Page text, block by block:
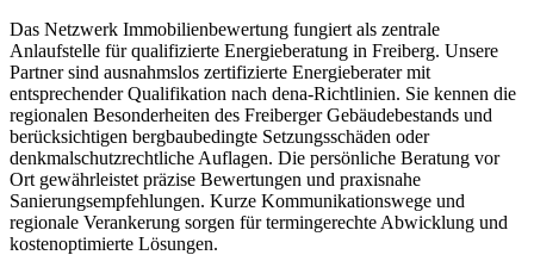
Das Netzwerk Immobilienbewertung fungiert als zentrale
Anlaufstelle für qualifizierte Energieberatung in Freiberg. Unsere
Partner sind ausnahmslos zertifizierte Energieberater mit
entsprechender Qualifikation nach dena-Richtlinien. Sie kennen die
regionalen Besonderheiten des Freiberger Gebäudebestands und
berücksichtigen bergbaubedingte Setzungsschäden oder
denkmalschutzrechtliche Auflagen. Die persönliche Beratung vor
Ort gewährleistet präzise Bewertungen und praxisnahe
Sanierungsempfehlungen. Kurze Kommunikationswege und
regionale Verankerung sorgen für termingerechte Abwicklung und
kostenoptimierte Lösungen.